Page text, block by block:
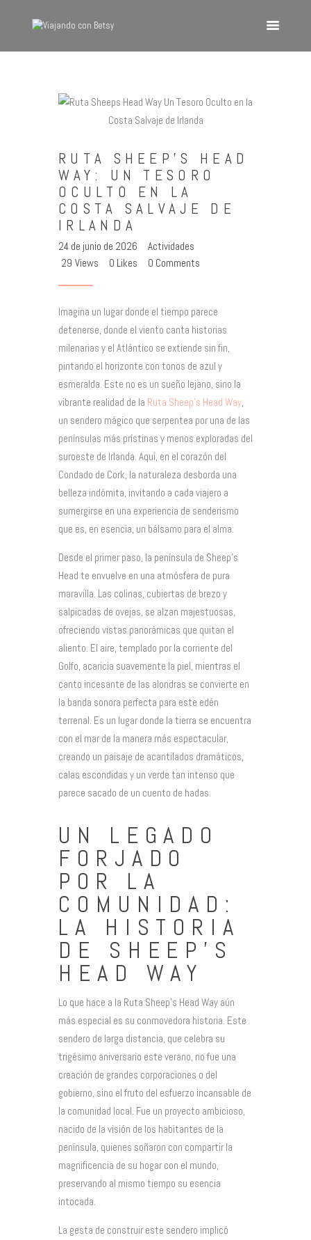
VIAJANDO CON BETSY
Inicio
Europa
América
Asia
Quienes Somos
Contacto
RUTA SHEEP’S HEAD
WAY: UN TESORO
OCULTO EN LA
COSTA SALVAJE DE
IRLANDA
24 de junio de 2026
Actividades
29 Views 0 Likes 0 Comments
Imagina un lugar donde el tiempo parece
detenerse, donde el viento canta historias
milenarias y el Atlántico se extiende sin fin,
pintando el horizonte con tonos de azul y
esmeralda. Este no es un sueño lejano, sino la
vibrante realidad de la Ruta Sheep’s Head Way,
un sendero mágico que serpentea por una de las
penínsulas más prístinas y menos exploradas del
suroeste de Irlanda. Aquí, en el corazón del
Condado de Cork, la naturaleza desborda una
belleza indómita, invitando a cada viajero a
sumergirse en una experiencia de senderismo
que es, en esencia, un bálsamo para el alma.
Desde el primer paso, la península de Sheep’s
Head te envuelve en una atmósfera de pura
maravilla. Las colinas, cubiertas de brezo y
salpicadas de ovejas, se alzan majestuosas,
ofreciendo vistas panorámicas que quitan el
aliento. El aire, templado por la corriente del
Golfo, acaricia suavemente la piel, mientras el
canto incesante de las alondras se convierte en
la banda sonora perfecta para este edén
terrenal. Es un lugar donde la tierra se encuentra
con el mar de la manera más espectacular,
creando un paisaje de acantilados dramáticos,
calas escondidas y un verde tan intenso que
parece sacado de un cuento de hadas.
UN LEGADO
FORJADO
POR LA
COMUNIDAD:
LA HISTORIA
DE SHEEP’S
HEAD WAY
Lo que hace a la Ruta Sheep’s Head Way aún
más especial es su conmovedora historia. Este
sendero de larga distancia, que celebra su
trigésimo aniversario este verano, no fue una
creación de grandes corporaciones o del
gobierno, sino el fruto del esfuerzo incansable de
la comunidad local. Fue un proyecto ambicioso,
nacido de la visión de los habitantes de la
península, quienes soñaron con compartir la
magnificencia de su hogar con el mundo,
preservando al mismo tiempo su esencia
intocada.
La gesta de construir este sendero implicó